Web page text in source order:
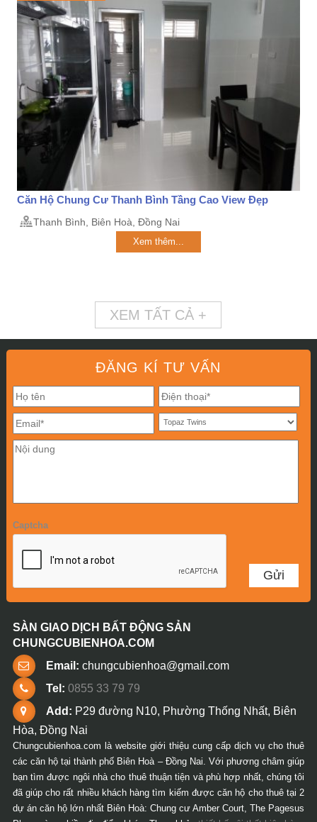
Căn Hộ Chung Cư Thanh Bình Tầng Cao View Đẹp
Thanh Bình, Biên Hoà, Đồng Nai
Xem thêm...
XEM TẤT CẢ +
ĐĂNG KÍ TƯ VẤN
Captcha
SÀN GIAO DỊCH BẤT ĐỘNG SẢN
CHUNGCUBIENHOA.COM
Email: chungcubienhoa@gmail.com
Tel: 0855 33 79 79
Add: P29 đường N10, Phường Thống Nhất, Biên
Hòa, Đồng Nai
Chungcubienhoa.com là website giới thiệu cung cấp dịch vụ cho thuê
các căn hộ tại thành phố Biên Hoà – Đồng Nai. Với phương châm giúp
bạn tìm được ngôi nhà cho thuê thuận tiện và phù hợp nhất, chúng tôi
đã giúp cho rất nhiều khách hàng tìm kiếm được căn hộ cho thuê tại 2
dự án căn hộ lớn nhất Biên Hoà: Chung cư Amber Court, The Pagesus